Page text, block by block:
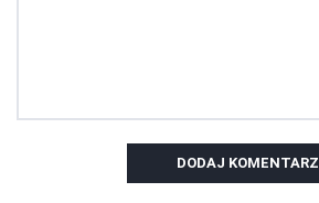
DODAJ KOMENTARZ